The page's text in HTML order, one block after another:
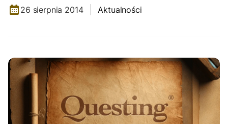
26 sierpnia 2014 Aktualności